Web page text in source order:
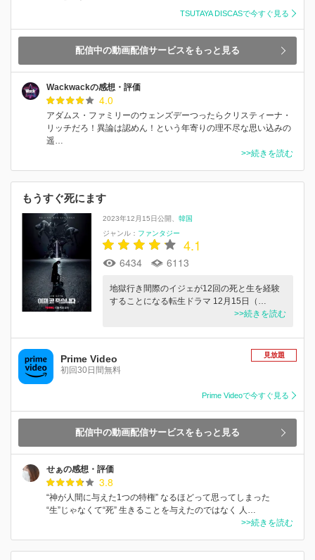
TSUTAYA DISCASで今すぐ見る
配信中の動画配信サービスをもっと見る
Wackwackの感想・評価
4.0
アダムス・ファミリーのウェンズデーつったらクリスティーナ・
リッチだろ！異論は認めん！という年寄りの理不尽な思い込みの
遥…
>>続きを読む
もうすぐ死にます
2023年12月15日公開
韓国
ジャンル： ファンタジー
4.1
6434 6113
地獄行き間際のイジェが12回の死と生を経験
することになる転生ドラマ 12月15日（…
>>続きを読む
Prime Video
初回30日間無料
見放題
Prime Videoで今すぐ見る
配信中の動画配信サービスをもっと見る
せぁの感想・評価
3.8
“神が人間に与えた1つの特権” なるほどって思ってしまった
“生”じゃなくて“死” 生きることを与えたのではなく 人…
>>続きを読む